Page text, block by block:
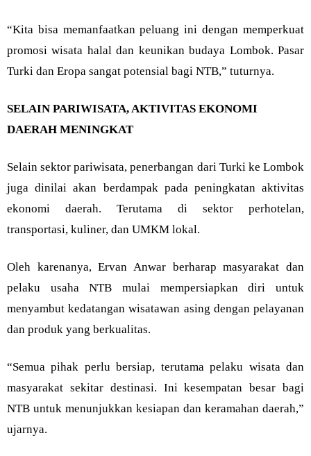
“Kita bisa memanfaatkan peluang ini dengan memperkuat
promosi wisata halal dan keunikan budaya Lombok. Pasar
Turki dan Eropa sangat potensial bagi NTB,” tuturnya.
SELAIN PARIWISATA, AKTIVITAS EKONOMI
DAERAH MENINGKAT
Selain sektor pariwisata, penerbangan dari Turki ke Lombok
juga dinilai akan berdampak pada peningkatan aktivitas
ekonomi daerah. Terutama di sektor perhotelan,
transportasi, kuliner, dan UMKM lokal.
Oleh karenanya, Ervan Anwar berharap masyarakat dan
pelaku usaha NTB mulai mempersiapkan diri untuk
menyambut kedatangan wisatawan asing dengan pelayanan
dan produk yang berkualitas.
“Semua pihak perlu bersiap, terutama pelaku wisata dan
masyarakat sekitar destinasi. Ini kesempatan besar bagi
NTB untuk menunjukkan kesiapan dan keramahan daerah,”
ujarnya.